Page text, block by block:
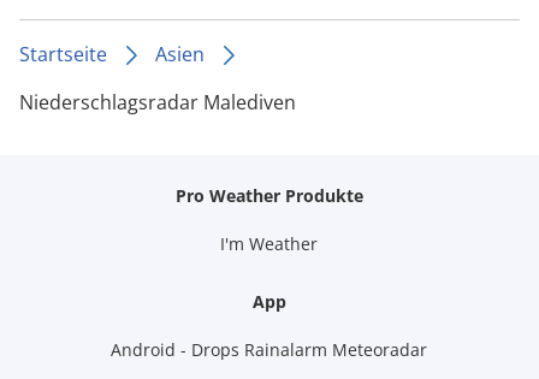
Startseite
Asien
Niederschlagsradar Malediven
Pro Weather Produkte
I'm Weather
App
Android - Drops Rainalarm Meteoradar